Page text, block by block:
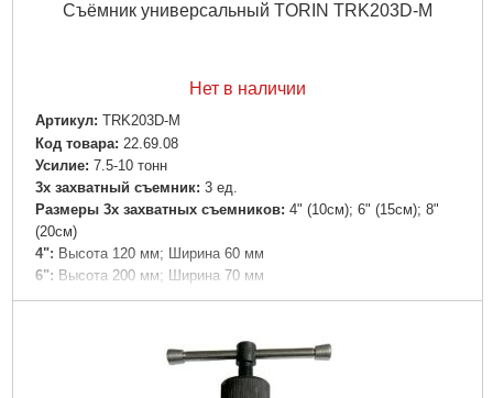
Съёмник универсальный TORIN TRK203D-M
Нет в наличии
Артикул: TRK203D-M
Код товара: 22.69.08
Усилие: 7.5-10 тонн
3х захватный съемник: 3 ед.
Размеры 3х захватных съемников: 4" (10см); 6" (15см); 8"
(20см)
4": Высота 120 мм; Ширина 60 мм
6": Высота 200 мм; Ширина 70 мм
8": Высота 270 мм; Ширина 110 мм
235 мм (2ед.) и 185 мм (2ед.)
Общая длина направляющих: 420 мм
Проставки для гидроболта:
30 мм; 50 мм; 100 мм